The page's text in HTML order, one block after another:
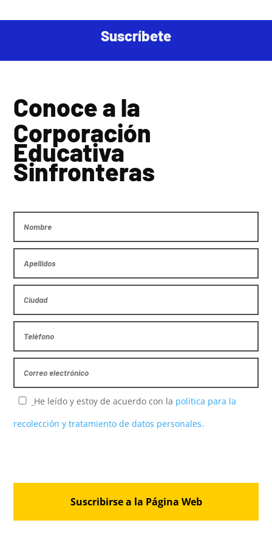
Suscríbete
Conoce a la
Corporación
Educativa
Sinfronteras
He leído y estoy de acuerdo con la política para la
recolección y tratamiento de datos personales.